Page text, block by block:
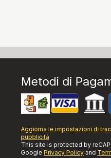
Metodi di
Aggiorna le impostazioni di
pubblicità
This site is protected by
Google Privacy Policy and